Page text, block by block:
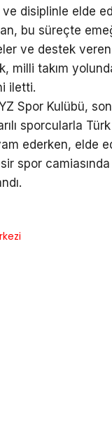
disiplinle elde
bu süreçte
ve destek
milli takım
iletti.
Spor Kulübü,
sporcularla
ederken, elde
spor